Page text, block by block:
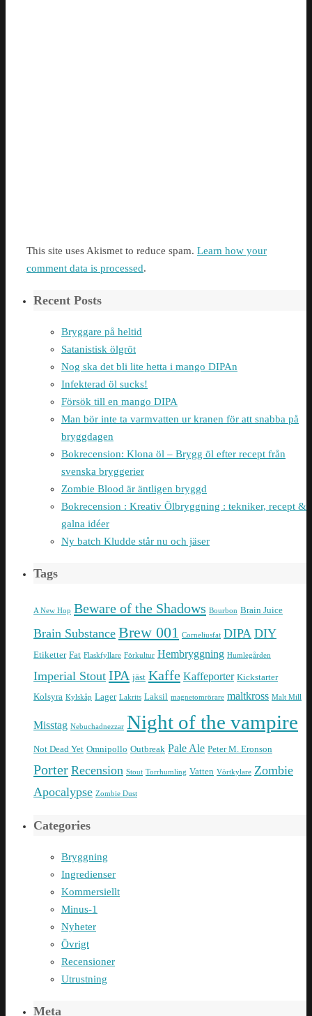
This site uses Akismet to reduce spam. Learn how your
comment data is processed.
Recent Posts
Bryggare på heltid
Satanistisk ölgröt
Nog ska det bli lite hetta i mango DIPAn
Infekterad öl sucks!
Försök till en mango DIPA
Man bör inte ta varmvatten ur kranen för att snabba på
bryggdagen
Bokrecension: Klona öl – Brygg öl efter recept från
svenska bryggerier
Zombie Blood är äntligen bryggd
Bokrecension : Kreativ Ölbryggning : tekniker, recept &
galna idéer
Ny batch Kludde står nu och jäser
Tags
A New Hop Beware of the Shadows Bourbon Brain Juice
Brain Substance Brew 001 Corneliusfat DIPA DIY
Etiketter Fat Flaskfyllare Förkultur Hembryggning Humlegården
Imperial Stout IPA jäst Kaffe Kaffeporter Kickstarter
Kolsyra Kylskåp Lager Lakrits Laksil magnetomrörare maltkross Malt Mill
Misstag Nebuchadnezzar Night of the vampire
Not Dead Yet Omnipollo Outbreak Pale Ale Peter M. Eronson
Porter Recension Stout Torrhumling Vatten Vörtkylare Zombie
Apocalypse Zombie Dust
Categories
Bryggning
Ingredienser
Kommersiellt
Minus-1
Nyheter
Övrigt
Recensioner
Utrustning
Meta